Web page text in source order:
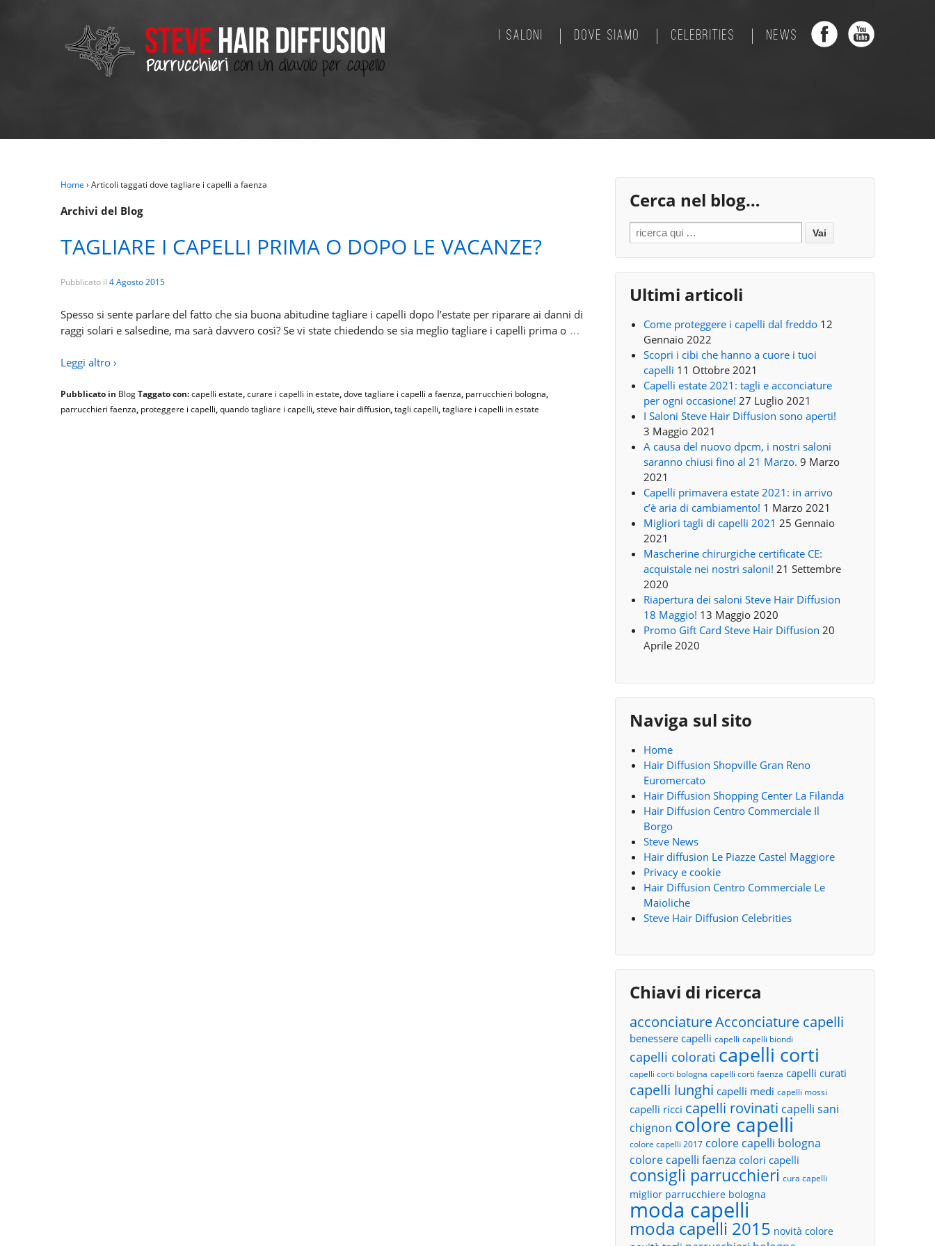
I SALONI DOVE SIAMO CELEBRITIES NEWS
Home › Articoli taggati dove tagliare i capelli a faenza
Archivi del Blog
TAGLIARE I CAPELLI PRIMA O DOPO LE VACANZE?
Pubblicato il 4 Agosto 2015
Spesso si sente parlare del fatto che sia buona abitudine tagliare i capelli dopo l’estate per riparare ai danni di
raggi solari e salsedine, ma sarà davvero così? Se vi state chiedendo se sia meglio tagliare i capelli prima o …
Leggi altro ›
Pubblicato in BlogTaggato con:capelli estate,curare i capelli in estate,dove tagliare i capelli a faenza, parrucchieri bologna,
parrucchieri faenza, proteggere i capelli,quando tagliare i capelli,steve hair diffusion,tagli capelli,tagliare i capelli in estate
Cerca nel blog…
Search for:
Ultimi articoli
Come proteggere i capelli dal freddo 12
Gennaio 2022
Scopri i cibi che hanno a cuore i tuoi
capelli 11 Ottobre 2021
Capelli estate 2021: tagli e acconciature
per ogni occasione! 27 Luglio 2021
I Saloni Steve Hair Diffusion sono aperti!
3 Maggio 2021
A causa del nuovo dpcm, i nostri saloni
saranno chiusi fino al 21 Marzo. 9 Marzo
2021
Capelli primavera estate 2021: in arrivo
c’è aria di cambiamento! 1 Marzo 2021
Migliori tagli di capelli 2021 25 Gennaio
2021
Mascherine chirurgiche certificate CE:
acquistale nei nostri saloni! 21 Settembre
2020
Riapertura dei saloni Steve Hair Diffusion
18 Maggio! 13 Maggio 2020
Promo Gift Card Steve Hair Diffusion 20
Aprile 2020
Naviga sul sito
Home
Hair Diffusion Shopville Gran Reno
Euromercato
Hair Diffusion Shopping Center La Filanda
Hair Diffusion Centro Commerciale Il
Borgo
Steve News
Hair diffusion Le Piazze Castel Maggiore
Privacy e cookie
Hair Diffusion Centro Commerciale Le
Maioliche
Steve Hair Diffusion Celebrities
Chiavi di ricerca
acconciatureAcconciature capelli
benessere capelli capelli capelli biondi
capelli colorati capelli corti
capelli corti bologna capelli corti faenza capelli curati
capelli lunghi capelli medi capelli mossi
capelli ricci capelli rovinati capelli sani
chignon colore capelli
colore capelli 2017 colore capelli bologna
colore capelli faenza colori capelli
consigli parrucchieri cura capelli
miglior parrucchiere bologna
moda capelli
moda capelli 2015 novità colore